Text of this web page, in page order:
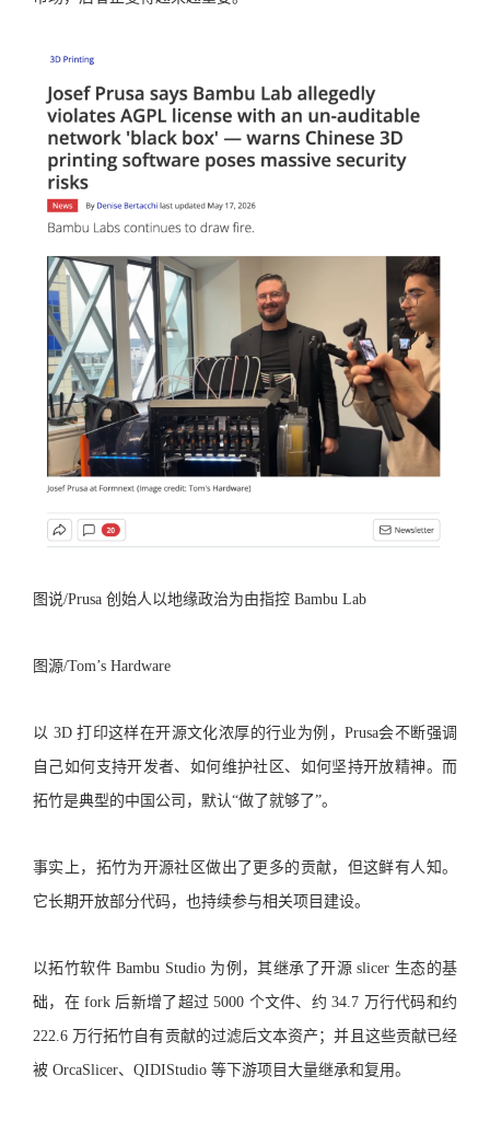
图说/Prusa 创始人以地缘政治为由指控 Bambu Lab
图源/Tom’s Hardware
以 3D 打印这样在开源文化浓厚的行业为例，Prusa会不断强调
自己如何支持开发者、如何维护社区、如何坚持开放精神。而
拓竹是典型的中国公司，默认“做了就够了”。
事实上，拓竹为开源社区做出了更多的贡献，但这鲜有人知。
它长期开放部分代码，也持续参与相关项目建设。
以拓竹软件 Bambu Studio 为例，其继承了开源 slicer 生态的基
础，在 fork 后新增了超过 5000 个文件、约 34.7 万行代码和约
222.6 万行拓竹自有贡献的过滤后文本资产；并且这些贡献已经
被 OrcaSlicer、QIDIStudio 等下游项目大量继承和复用。